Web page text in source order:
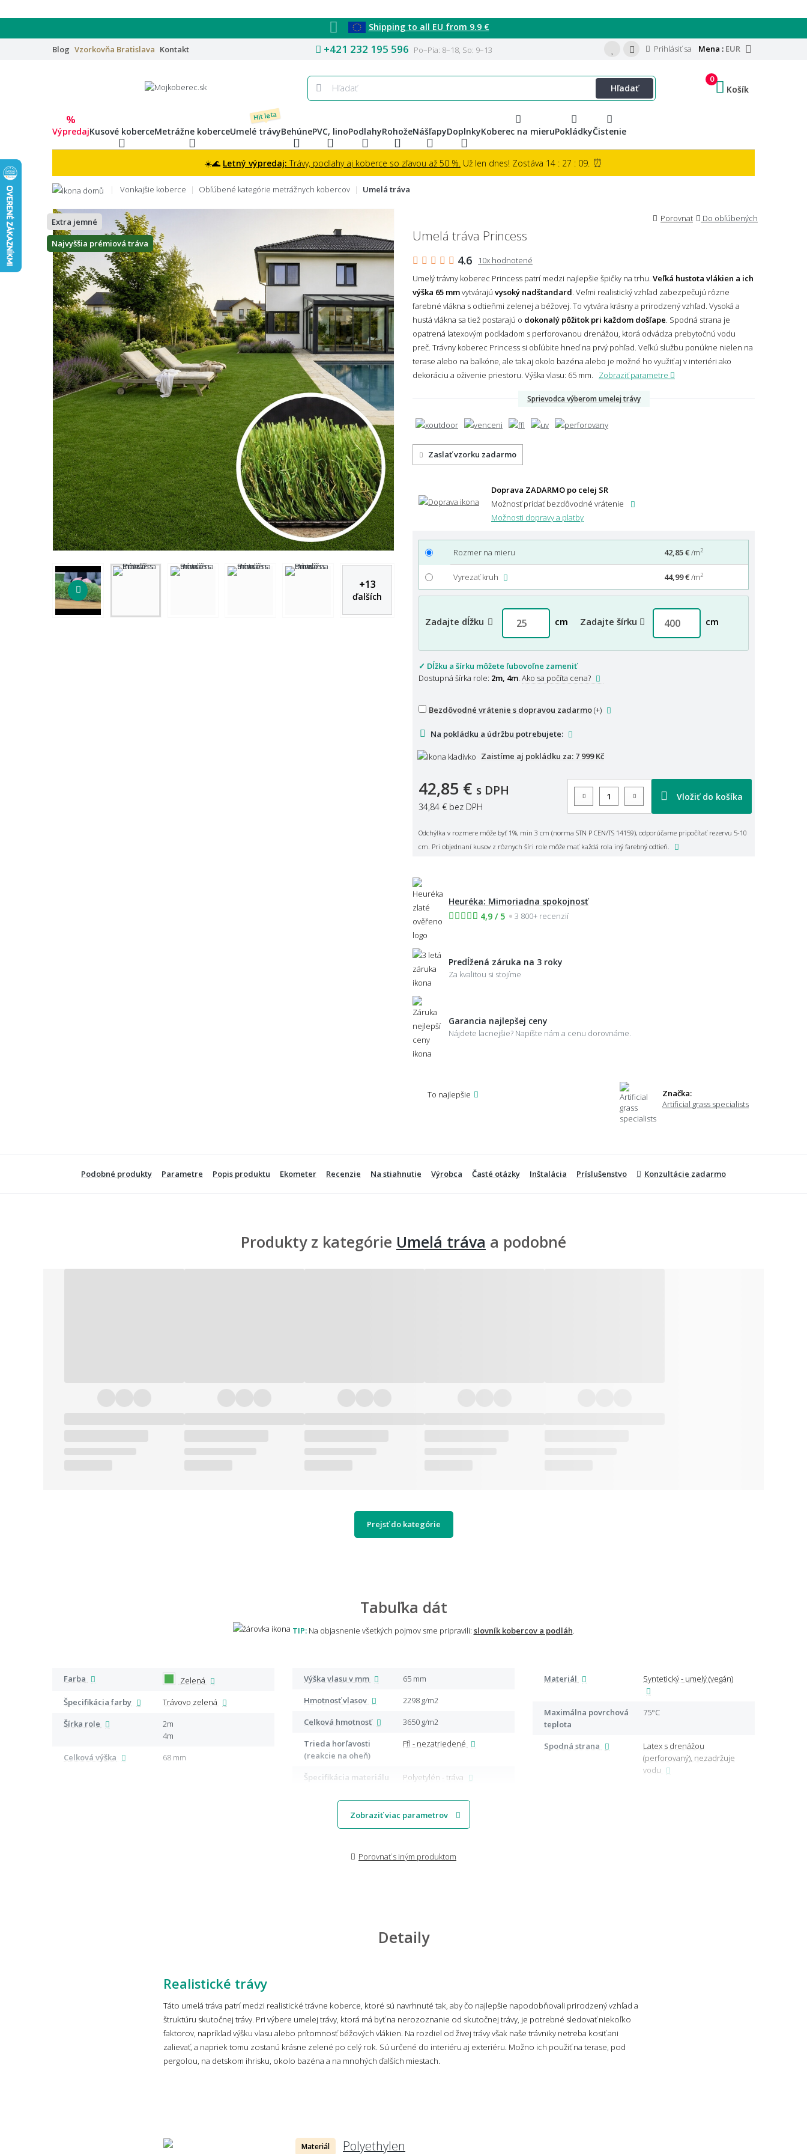
Shipping to all EU from 9.9 €
Blog Vzorkovňa Bratislava Kontakt +421 232 195 596 Po–Pia: 8–18, So: 9–13 Mena : EUR
Prihlásiť sa
Hľadať
0
Košík
%
VýpredajKusové koberceMetrážne koberce
Hit leta
Umelé trávyBehúnePVC, linoPodlahyRohožeNášľapyDoplnkyKoberec na mieruPokládkyČistenie
☀️🌊 Letný výpredaj: Trávy, podlahy aj koberce so zľavou až 50 %. Už len dnes! Zostáva 14 : 27 : 08. ⏰
Vonkajšie koberce Obľúbené kategórie metrážnych kobercov Umelá tráva
Porovnat Do obľúbených
Extra jemné
Najvyššia prémiová tráva
+13
ďalších
Umelá tráva Princess
4.6
10x hodnotené
Umelý trávny koberec Princess patrí medzi najlepšie špičky na trhu. Veľká hustota vlákien a ich
výška 65 mmvytvárajú vysoký nadštandard . Veľmi realistický vzhľad zabezpečujú rôzne
farebné vlákna s odtieňmi zelenej a béžovej. To vytvára krásny a prirodzený vzhľad. Vysoká a
hustá vlákna sa tiež postarajú o dokonalý pôžitok pri každom došľape . Spodná strana je
opatrená latexovým podkladom s perforovanou drenážou, ktorá odvádza prebytočnú vodu
preč. Trávny koberec Princess si obľúbite hneď na prvý pohľad. Veľkú službu ponúkne nielen na
terase alebo na balkóne, ale tak aj okolo bazéna alebo je možné ho využiť aj v interiéri ako
dekoráciu a oživenie priestoru. Výška vlasu: 65 mm. Zobraziť parametre
Sprievodca výberom umelej trávy
Zaslať vzorku zadarmo
Doprava ZADARMO po celej SR
Možnosť pridať bezdôvodné vrátenie
Možnosti dopravy a platby
Rozmer na mieru 42,85 €/m2
Vyrezať kruh 44,99 €/m2
Zadajte dĺžku cm Zadajte šírku cm
✓ Dĺžku a šírku môžete ľubovoľne zameniť
Dostupná šírka role: 2m, 4m Ako sa počíta cena?
Na pokládku a údržbu potrebujete:
Bezdôvodné vrátenie s dopravou zadarmo(+)
Zaistíme aj pokládku za: 7 999 Kč
42,85 € s DPH
34,84 € bez DPH
Vložiť do košíka
Odchýlka v rozmere môže byť 1%, min 3 cm (norma STN P CEN/TS 14159), odporúčame pripočítať rezervu 5-10
cm. Pri objednaní kusov z rôznych šíri role môže mať každá rola iný farebný odtieň.
Heuréka: Mimoriadna spokojnosť
4,9 / 5
3 800+ recenzií
Predĺžená záruka na 3 roky
Za kvalitou si stojíme
Garancia najlepšej ceny
Nájdete lacnejšie? Napíšte nám a cenu dorovnáme.
To najlepšie
Značka:
Artificial grass specialists
Podobné produkty Parametre Popis produktu Ekometer Recenzie Na stiahnutie Výrobca Časté otázky Inštalácia Príslušenstvo Konzultácie zadarmo
Produkty z kategórie Umelá tráva a podobné
Prejsť do kategórie
Tabuľka dát
TIP:Na objasnenie všetkých pojmov sme pripravili: slovník kobercov a podláh
Farba
Zelená
Špecifikácia farby
Trávovo zelená
Šírka role
2m
4m
Celková výška
68 mm
Výška vlasu v mm
65 mm
Hmotnosť vlasov
2298 g/m2
Celková hmotnosť
3650 g/m2
Trieda horľavosti
(reakcie na oheň)
Ffl - nezatriedené
Špecifikácia materiálu Polyetylén - tráva
Materiál Syntetický - umelý (vegán)
Maximálna povrchová
teplota
75°C
Spodná strana
Latex s drenážou
(perforovaný), nezadržuje
vodu
Zobraziť viac parametrov
Porovnať s iným produktom
Detaily
Realistické trávy
Táto umelá tráva patrí medzi realistické trávne koberce, ktoré sú navrhnuté tak, aby čo najlepšie napodobňovali prirodzený vzhľad a
štruktúru skutočnej trávy. Pri výbere umelej trávy, ktorá má byť na nerozoznanie od skutočnej trávy, je potrebné sledovať niekoľko
faktorov, napríklad výšku vlasu alebo prítomnosť béžových vlákien. Na rozdiel od živej trávy však naše trávniky netreba kosiť ani
zalievať, a napriek tomu zostanú krásne zelené po celý rok. Sú určené do interiéru aj exteriéru. Možno ich použiť na terase, pod
pergolou, na detskom ihrisku, okolo bazéna a na mnohých ďalších miestach.
Materiál Polyethylen